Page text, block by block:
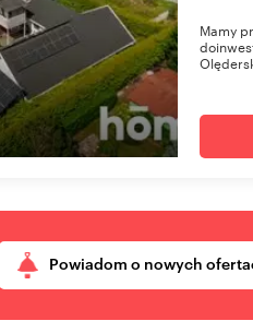
Mamy
Powiadom o nowych